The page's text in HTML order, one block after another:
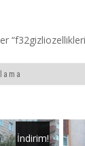
İndirim!